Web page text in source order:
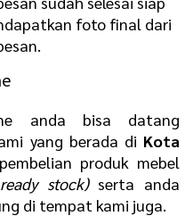
foto final dari
anda bisa datang
yang berada di Kota
produk mebel
stock)serta anda
di tempat kami juga.